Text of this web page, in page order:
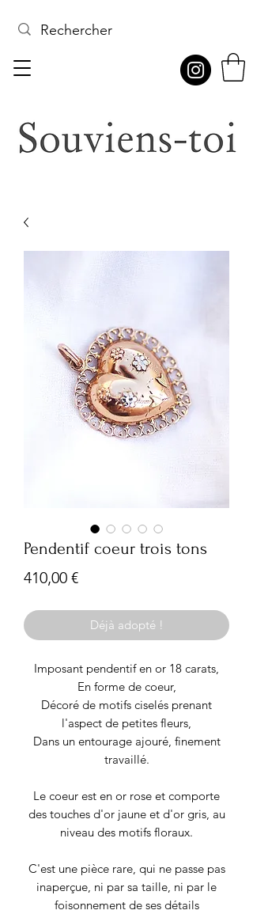
Pendentif coeur trois tons
410,00 €Prix
Déjà adopté !
Imposant pendentif en or 18 carats,
En forme de coeur,
Décoré de motifs ciselés prenant
l'aspect de petites fleurs,
Dans un entourage ajouré, finement
travaillé.
Le coeur est en or rose et comporte
des touches d'or jaune et d'or gris, au
niveau des motifs floraux.
C'est une pièce rare, qui ne passe pas
inaperçue, ni par sa taille, ni par le
foisonnement de ses détails